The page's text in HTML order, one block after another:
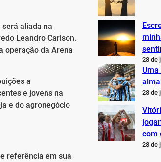
aliada na
Leandro Carlson.
operação da Arena
a
e jovens na
e do agronegócio
referência em sua
28 de
28 de
com
28 de